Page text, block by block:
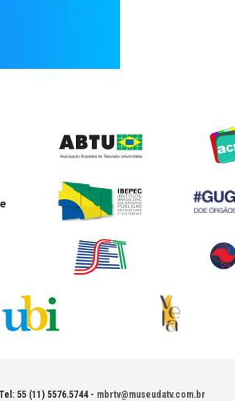
55 (11) 5576.5744 - mbrtv@museudatv.com.br